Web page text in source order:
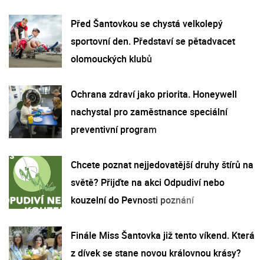
Před Šantovkou se chystá velkolepý
sportovní den. Představí se pětadvacet
olomouckých klubů
Ochrana zdraví jako priorita. Honeywell
nachystal pro zaměstnance speciální
preventivní program
Chcete poznat nejjedovatější druhy štírů na
světě? Přijďte na akci Odpudiví nebo
kouzelní do Pevnosti poznání
Finále Miss Šantovka již tento víkend. Která
z dívek se stane novou královnou krásy?